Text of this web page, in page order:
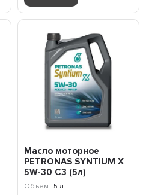
Масло моторное
PETRONAS SYNTIUM X
5W-30 C3 (5л)
71004M12EU
Объем: 5 л